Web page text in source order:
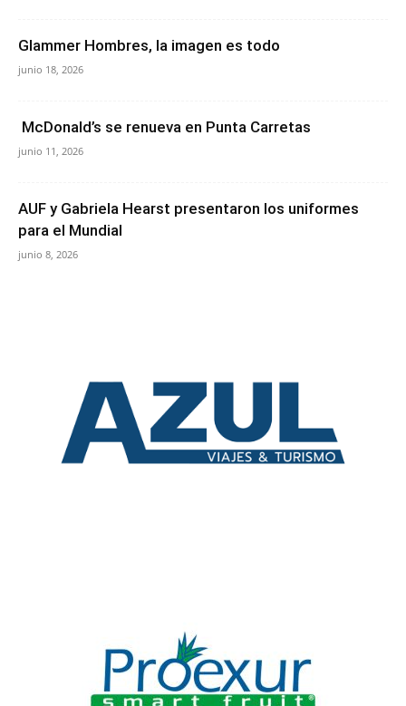
Glammer Hombres, la imagen es todo
junio 18, 2026
McDonald’s se renueva en Punta Carretas
junio 11, 2026
AUF y Gabriela Hearst presentaron los uniformes
para el Mundial
junio 8, 2026